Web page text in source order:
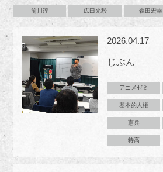
前川淳 広田光毅 森田宏幸
2026.04.17
じぶん
アニメゼミ
基本的人権
憲兵
特高